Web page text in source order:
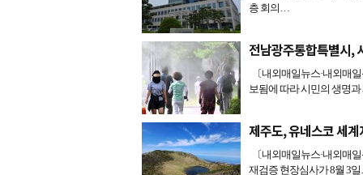
층 회의…
전남광주통합특별시,
〔내외매일뉴스·내외매
보됨에 따라 시민의 생명
제주도, 유네스코 세
〔내외매일뉴스·내외매
재검증 현장심사가 8월 3